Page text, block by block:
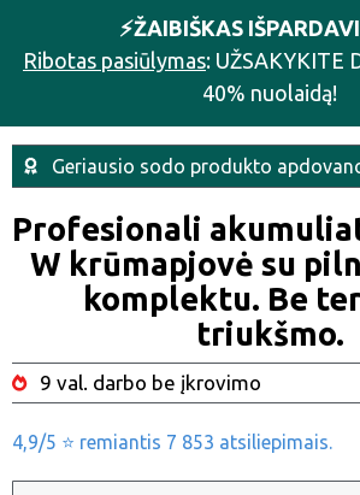
⚡️ŽAIBIŠKAS
Ribotas pasiūlymas: UŽSAKYKITE
40% nuolaidą!
Geriausio sodo produkto
Profesionali
W krūmapjovė su
komplektu. Be
triukšmo.
9 val. darbo be įkrovimo
4,9/5 ⭐ remiantis 7 853 atsiliepimais.